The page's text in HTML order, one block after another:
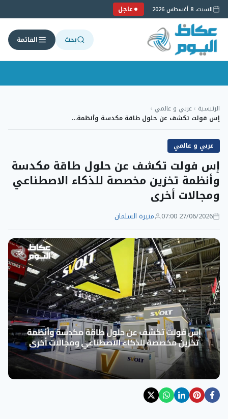
السبت، 8 أغسطس 2026 عاجل
بحث القائمة
إلى
المحتوى
الرئيسية ›عربي و عالمي ›
إس فولت تكشف عن حلول طاقة مكدسة وأنظمة…
عربي و عالمي
إس فولت تكشف عن حلول طاقة مكدسة
وأنظمة تخزين مخصصة للذكاء الاصطناعي
ومجالات أخرى
27/06/2026 07:00 منيرة السلمان